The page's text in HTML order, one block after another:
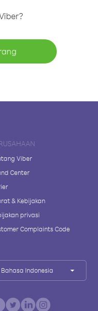
Viber
Center
& Kebijakan
privasi
Complaints Code
Bahasa Indonesia